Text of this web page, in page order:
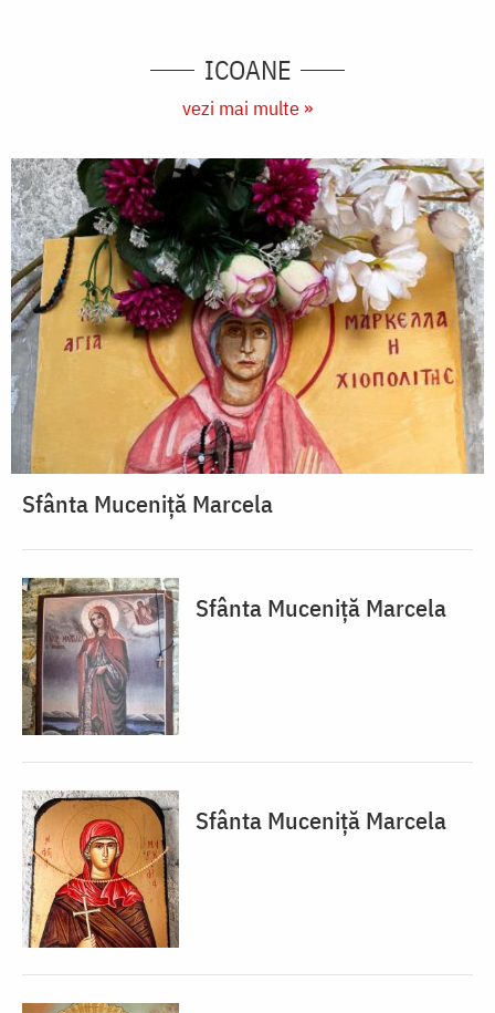
ICOANE
vezi mai multe »
Sfânta Muceniță Marcela
Sfânta Muceniță Marcela
Sfânta Muceniță Marcela